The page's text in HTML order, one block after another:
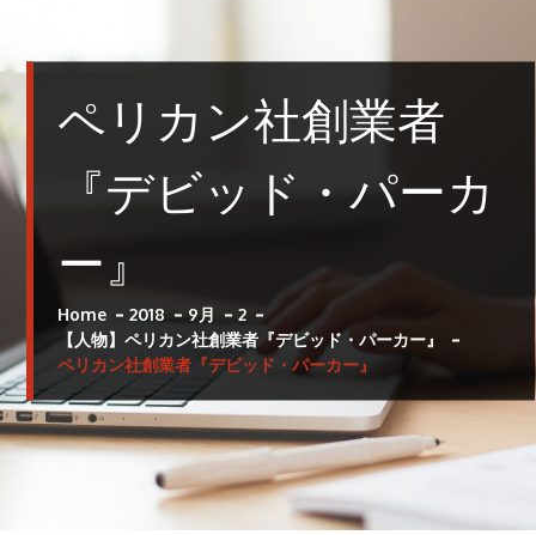
ペリカン社創業者
『デビッド・パーカ
ー』
Home 2018 9月
2
【人物】ペリカン社創業者『デビッド・パーカー』
ペリカン社創業者『デビッド・パーカー』